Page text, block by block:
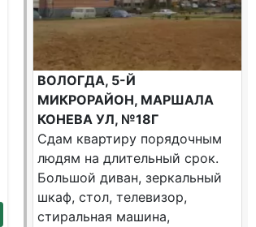
ВОЛОГДА, 5-Й
МИКРОРАЙОН, МАРШАЛА
КОНЕВА УЛ, №18Г
Сдам квартиру порядочным
людям на длительный срок.
Большой диван, зеркальный
шкаф, стол, телевизор,
стиральная машина,